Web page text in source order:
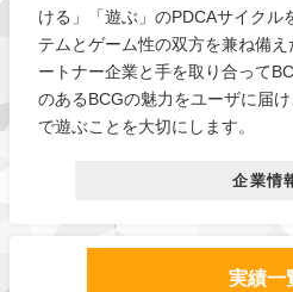
ける」「遊ぶ」のPDCAサイクル
テムとゲーム性の双方を兼ね備
ートナー企業と手を取り合って
のあるBCGの魅力をユーザに届
で遊ぶことを大切にします。
企業情
実績一